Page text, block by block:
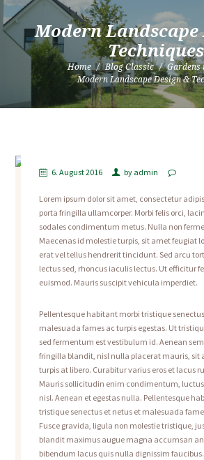
Modern Landscape
Techniques
Home Blog Classic
Gardens
Modern Landscape Design &
6. August 2016 by admin
Lorem ipsum dolor sit amet, consectetur
porta fringilla ullamcorper. Morbi felis orci,
sodales condimentum metus. Nulla non
Maecenas id molestie turpis, sit amet feugiat
erat vel tellus hendrerit tincidunt. Sed arcu
lectus sed, rhoncus iaculis lectus. Ut efficitur
euismod. Mauris suscipit vehicula imperdiet.
Pellentesque habitant morbi tristique
malesuada fames ac turpis egestas. Ut
sed fermentum est vestibulum id. Aenean
fringilla blandit, nisl nulla placerat mauris, sit
turpis at libero. Curabitur varius eros et lacus
Mauris sollicitudin enim condimentum,
nisl. Aenean et egestas nulla. Pellentesque
tristique senectus et netus et malesuada
Fusce gravida, ligula non molestie tristique,
blandit maximus augue magna accumsan
bibendum lacus quis nulla dignissim